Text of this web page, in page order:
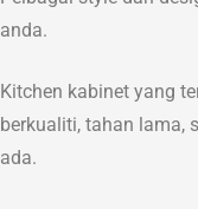
anda.
Kitchen kabinet yang
berkualiti, tahan lama,
ada.